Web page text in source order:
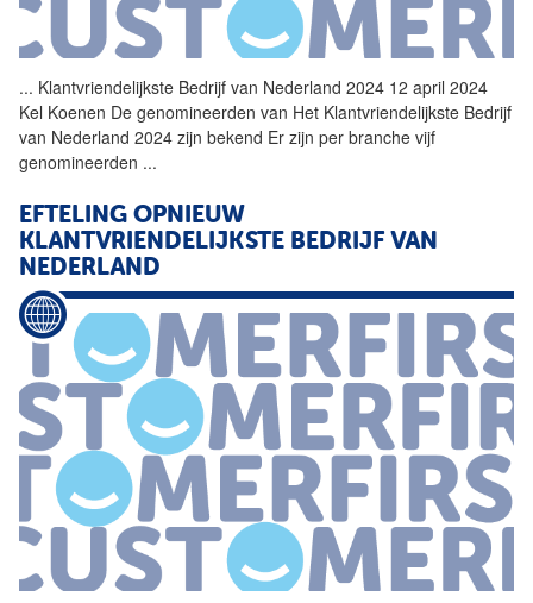
... Klantvriendelijkste Bedrijf van Nederland 2024 12 april 2024
Kel Koenen De genomineerden van Het Klantvriendelijkste Bedrijf
van Nederland 2024 zijn bekend Er zijn per branche vijf
genomineerden ...
EFTELING OPNIEUW
KLANTVRIENDELIJKSTE BEDRIJF VAN
NEDERLAND